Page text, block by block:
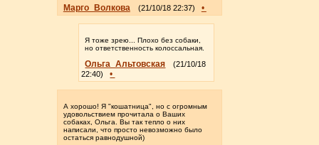
Марго_Волкова (21/10/18 22:37) •
Я тоже зрею... Плохо без собаки,
но ответственность колоссальная.
Ольга_Альтовская
(21/10/18
22:40)
•
А хорошо! Я "кошатница", но с огромным
удовольствием прочитала о Ваших
собаках, Ольга. Вы так тепло о них
написали, что просто невозможно было
остаться равнодушной)